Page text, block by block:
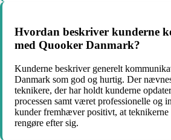
Hvordan beskriver kunderne
med Quooker Danmark?
Kunderne beskriver generelt
Danmark som god og hurtig. Der
teknikere, der har holdt kunderne
processen samt været professionelle og
kunder fremhæver positivt, at teknikerne
rengøre efter sig.